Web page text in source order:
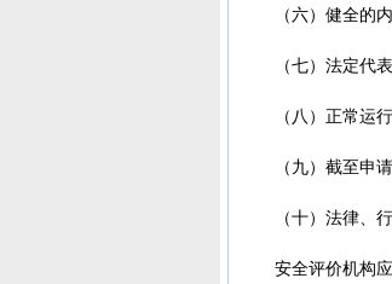
（六）健全的
（七）法定代
（八）正常运
（九）截至申
（十）法律、
安全评价机构